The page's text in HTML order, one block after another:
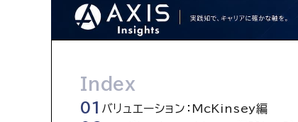
Index
バリュエーション：McKinsey編